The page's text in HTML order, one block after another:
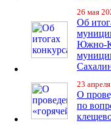
26 мая
Об
Южно-
23
О
по